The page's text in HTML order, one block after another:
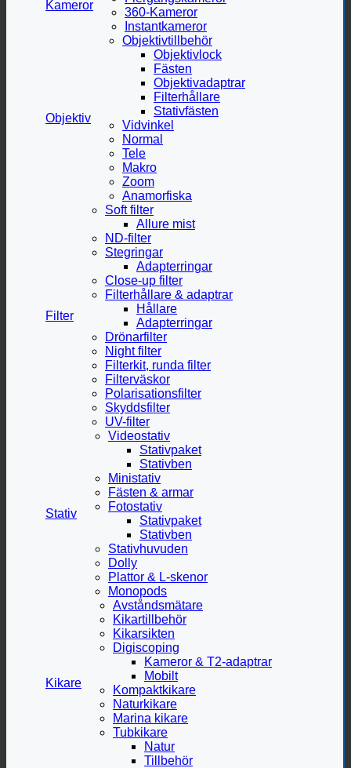
Kameror
360-Kameror
Instantkameror
Objektiv
Objektivtillbehör
Objektivlock
Fästen
Objektivadaptrar
Filterhållare
Stativfästen
Vidvinkel
Normal
Tele
Makro
Zoom
Anamorfiska
Filter
Soft filter
Allure mist
ND-filter
Stegringar
Adapterringar
Close-up filter
Filterhållare & adaptrar
Hållare
Adapterringar
Drönarfilter
Night filter
Filterkit, runda filter
Filterväskor
Polarisationsfilter
Skyddsfilter
UV-filter
Stativ
Videostativ
Stativpaket
Stativben
Ministativ
Fästen & armar
Fotostativ
Stativpaket
Stativben
Stativhuvuden
Dolly
Plattor & L-skenor
Monopods
Kikare
Avståndsmätare
Kikartillbehör
Kikarsikten
Digiscoping
Kameror & T2-adaptrar
Mobilt
Kompaktkikare
Naturkikare
Marina kikare
Tubkikare
Natur
Tillbehör